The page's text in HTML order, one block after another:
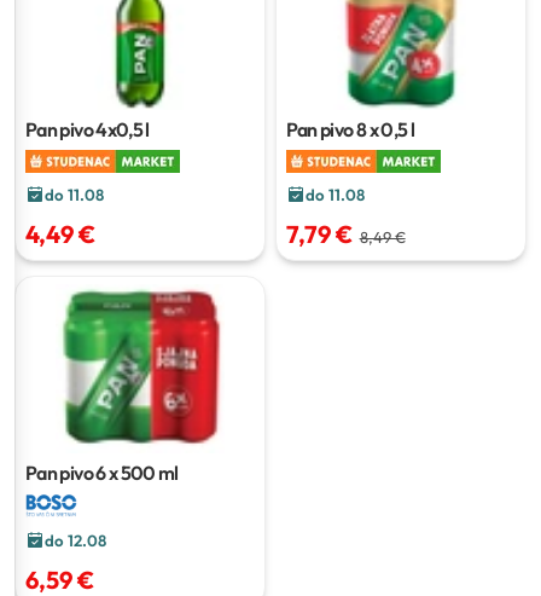
Pan pivo4x0,5 l
do 11.08
4,49 €
Pan pivo8 x 0,5 l
do 11.08
7,79 € 8,49 €
Pan pivo6 x 500 ml
do 12.08
6,59 €